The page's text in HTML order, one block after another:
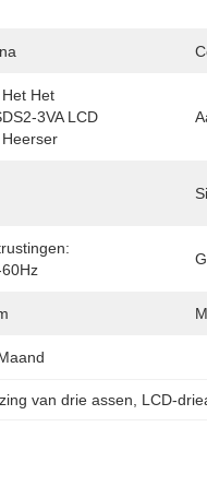
Het
3VA LCD
van drie assen LCD-